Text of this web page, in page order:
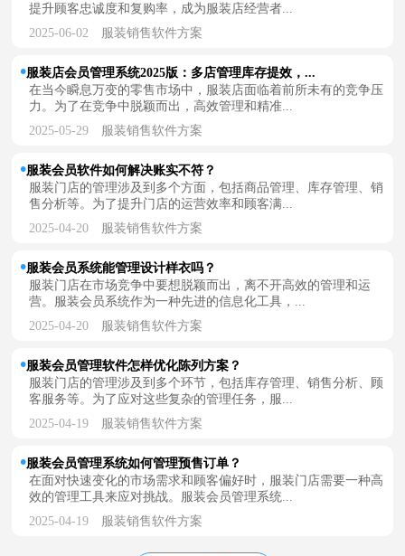
提升顾客忠诚度和复购率，成为服装店经营者...
2025-06-02 服装销售软件方案
服装店会员管理系统2025版：多店管理库存提效，...
在当今瞬息万变的零售市场中，服装店面临着前所未有的竞争压
力。为了在竞争中脱颖而出，高效管理和精准...
2025-05-29 服装销售软件方案
服装会员软件如何解决账实不符？
服装门店的管理涉及到多个方面，包括商品管理、库存管理、销
售分析等。为了提升门店的运营效率和顾客满...
2025-04-20 服装销售软件方案
服装会员系统能管理设计样衣吗？
服装门店在市场竞争中要想脱颖而出，离不开高效的管理和运
营。服装会员系统作为一种先进的信息化工具，...
2025-04-20 服装销售软件方案
服装会员管理软件怎样优化陈列方案？
服装门店的管理涉及到多个环节，包括库存管理、销售分析、顾
客服务等。为了应对这些复杂的管理任务，服...
2025-04-19 服装销售软件方案
服装会员管理系统如何管理预售订单？
在面对快速变化的市场需求和顾客偏好时，服装门店需要一种高
效的管理工具来应对挑战。服装会员管理系统...
2025-04-19 服装销售软件方案